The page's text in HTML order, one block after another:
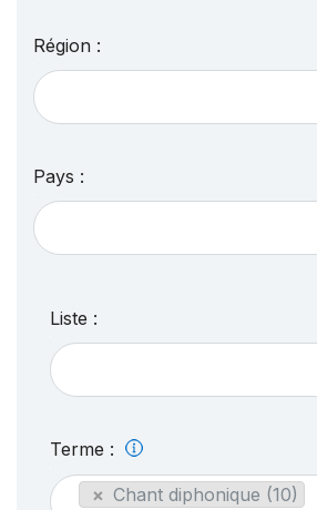
Région :
Pays :
Liste :
Terme :
× Chant diphonique (10)